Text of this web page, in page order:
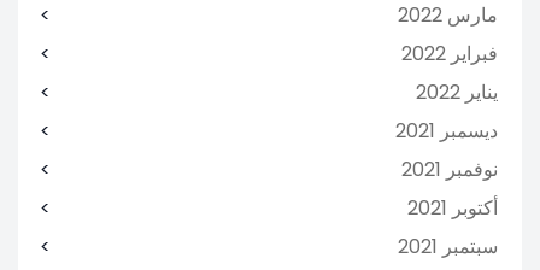
مارس 2022
فبراير 2022
يناير 2022
ديسمبر 2021
نوفمبر 2021
أكتوبر 2021
سبتمبر 2021